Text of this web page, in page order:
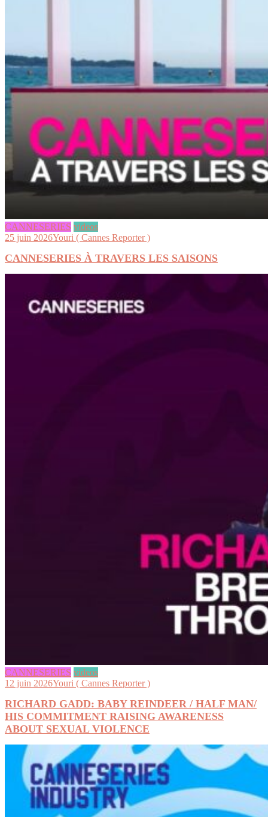
CANNESERIES videos
25 juin 2026Youri ( Cannes Reporter )
CANNESERIES À TRAVERS LES SAISONS
CANNESERIES videos
12 juin 2026Youri ( Cannes Reporter )
RICHARD GADD: BABY REINDEER / HALF MAN/
HIS COMMITMENT RAISING AWARENESS
ABOUT SEXUAL VIOLENCE